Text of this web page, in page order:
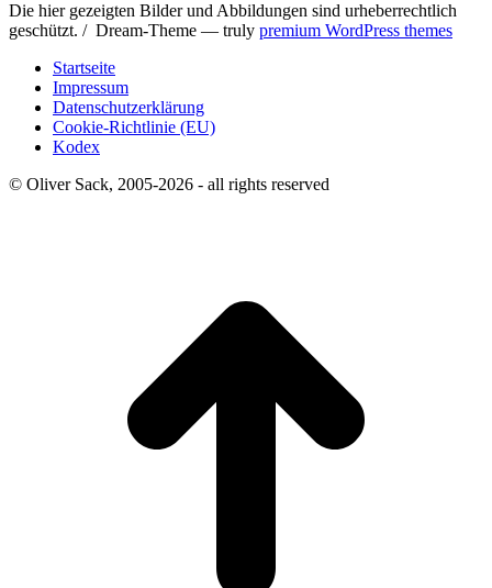
Die hier gezeigten Bilder und Abbildungen sind urheberrechtlich
geschützt. / Dream-Theme — truly premium WordPress themes
Startseite
Impressum
Datenschutzerklärung
Cookie-Richtlinie (EU)
Kodex
© Oliver Sack, 2005-2026 - all rights reserved